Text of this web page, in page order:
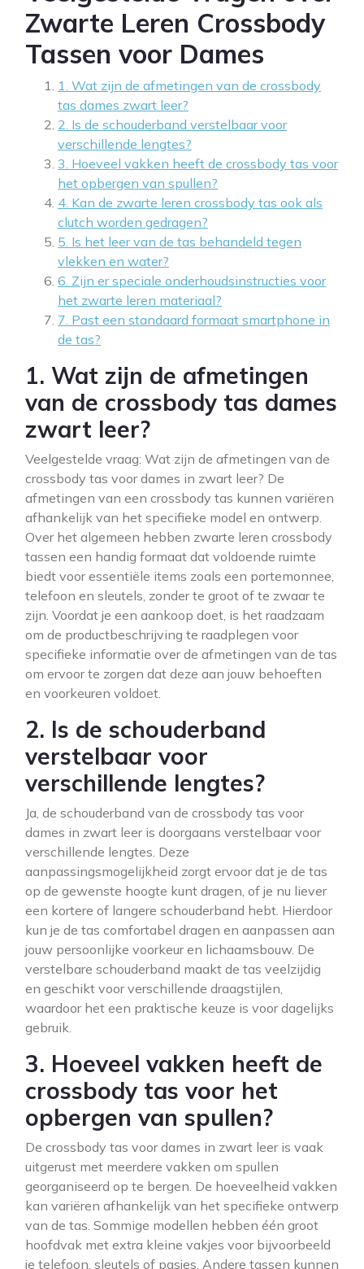
Zwarte Leren Crossbody
Tassen voor Dames
1. Wat zijn de afmetingen van de crossbody
tas dames zwart leer?
2. Is de schouderband verstelbaar voor
verschillende lengtes?
3. Hoeveel vakken heeft de crossbody tas voor
het opbergen van spullen?
4. Kan de zwarte leren crossbody tas ook als
clutch worden gedragen?
5. Is het leer van de tas behandeld tegen
vlekken en water?
6. Zijn er speciale onderhoudsinstructies voor
het zwarte leren materiaal?
7. Past een standaard formaat smartphone in
de tas?
1. Wat zijn de afmetingen
van de crossbody tas dames
zwart leer?
Veelgestelde vraag: Wat zijn de afmetingen van de
crossbody tas voor dames in zwart leer? De
afmetingen van een crossbody tas kunnen variëren
afhankelijk van het specifieke model en ontwerp.
Over het algemeen hebben zwarte leren crossbody
tassen een handig formaat dat voldoende ruimte
biedt voor essentiële items zoals een portemonnee,
telefoon en sleutels, zonder te groot of te zwaar te
zijn. Voordat je een aankoop doet, is het raadzaam
om de productbeschrijving te raadplegen voor
specifieke informatie over de afmetingen van de tas
om ervoor te zorgen dat deze aan jouw behoeften
en voorkeuren voldoet.
2. Is de schouderband
verstelbaar voor
verschillende lengtes?
Ja, de schouderband van de crossbody tas voor
dames in zwart leer is doorgaans verstelbaar voor
verschillende lengtes. Deze
aanpassingsmogelijkheid zorgt ervoor dat je de tas
op de gewenste hoogte kunt dragen, of je nu liever
een kortere of langere schouderband hebt. Hierdoor
kun je de tas comfortabel dragen en aanpassen aan
jouw persoonlijke voorkeur en lichaamsbouw. De
verstelbare schouderband maakt de tas veelzijdig
en geschikt voor verschillende draagstijlen,
waardoor het een praktische keuze is voor dagelijks
gebruik.
3. Hoeveel vakken heeft de
crossbody tas voor het
opbergen van spullen?
De crossbody tas voor dames in zwart leer is vaak
uitgerust met meerdere vakken om spullen
georganiseerd op te bergen. De hoeveelheid vakken
kan variëren afhankelijk van het specifieke ontwerp
van de tas. Sommige modellen hebben één groot
hoofdvak met extra kleine vakjes voor bijvoorbeeld
je telefoon, sleutels of pasjes. Andere tassen kunnen